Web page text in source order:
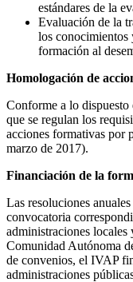
estándares de la
Evaluación de la
los conocimientos
formación al
Homologación de
Conforme a lo dispuesto
que se regulan los
acciones formativas por
marzo de 2017).
Financiación de la
Las resoluciones
convocatoria
administraciones locales
Comunidad Autónoma
de convenios, el IVAP
administraciones